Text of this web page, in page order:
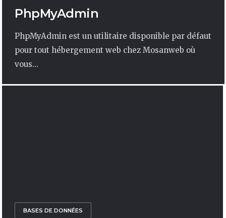
PhpMyAdmin
PhpMyAdmin est un utilitaire disponible par défaut
pour tout hébergement web chez Mosanweb où
vous...
BASES DE DONNÉES